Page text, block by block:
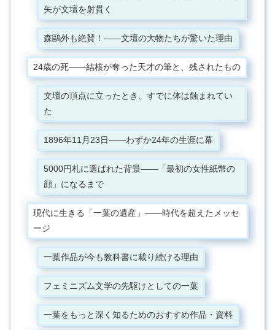
矢が文壇を射貫く
森鷗外も絶賛！——文壇の大物たちが驚いた理由
24歳の死——結核が奪った天才の筆と、残されたもの
文壇の頂点に立ったとき、すでに体は蝕まれてい
た
1896年11月23日——わずか24年の生涯に幕
5000円札に選ばれた背景——「最初の女性紙幣の
顔」になるまで
現代に生きる「一葉の遺産」——時代を超えたメッセ
ージ
一葉作品が今も教科書に載り続ける理由
フェミニズム文学の先駆けとしての一葉
一葉をもっと深く知るためのおすすめ作品・資料